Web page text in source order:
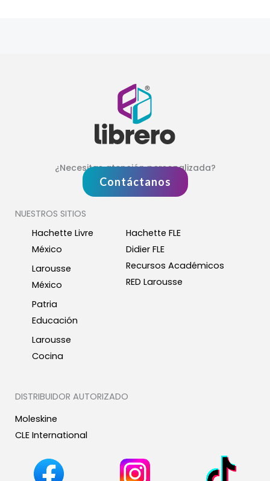
¿Necesitas atención personalizada?
Contáctanos
NUESTROS SITIOS
Hachette Livre
México
Larousse
México
Patria
Educación
Larousse
Cocina
Hachette FLE
Didier FLE
Recursos Académicos
RED Larousse
DISTRIBUIDOR AUTORIZADO
Moleskine
CLE International